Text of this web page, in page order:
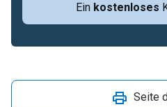
Ein kostenloses
Seite